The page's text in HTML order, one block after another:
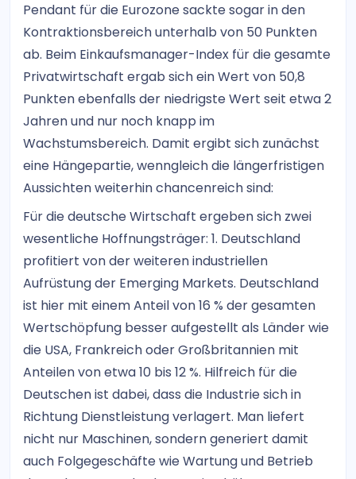
Pendant für die Eurozone sackte sogar in den
Kontraktionsbereich unterhalb von 50 Punkten
ab. Beim Einkaufsmanager-Index für die gesamte
Privatwirtschaft ergab sich ein Wert von 50,8
Punkten ebenfalls der niedrigste Wert seit etwa 2
Jahren und nur noch knapp im
Wachstumsbereich. Damit ergibt sich zunächst
eine Hängepartie, wenngleich die längerfristigen
Aussichten weiterhin chancenreich sind:
Für die deutsche Wirtschaft ergeben sich zwei
wesentliche Hoffnungsträger: 1. Deutschland
profitiert von der weiteren industriellen
Aufrüstung der Emerging Markets. Deutschland
ist hier mit einem Anteil von 16 % der gesamten
Wertschöpfung besser aufgestellt als Länder wie
die USA, Frankreich oder Großbritannien mit
Anteilen von etwa 10 bis 12 %. Hilfreich für die
Deutschen ist dabei, dass die Industrie sich in
Richtung Dienstleistung verlagert. Man liefert
nicht nur Maschinen, sondern generiert damit
auch Folgegeschäfte wie Wartung und Betrieb